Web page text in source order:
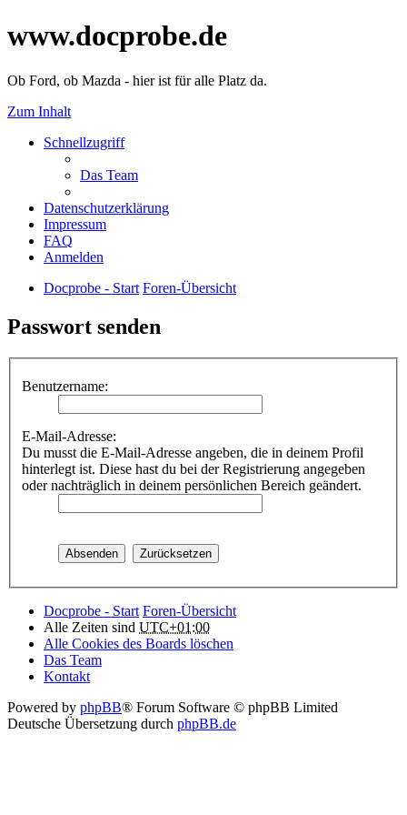
www.docprobe.de
Ob Ford, ob Mazda - hier ist für alle Platz da.
Zum Inhalt
Schnellzugriff
Das Team
Datenschutzerklärung
Impressum
FAQ
Anmelden
Docprobe - Start Foren-Übersicht
Passwort senden
Benutzername:
E-Mail-Adresse:
Du musst die E-Mail-Adresse angeben, die in deinem Profil
hinterlegt ist. Diese hast du bei der Registrierung angegeben
oder nachträglich in deinem persönlichen Bereich geändert.
Docprobe - Start Foren-Übersicht
Alle Zeiten sind UTC+01:00
Alle Cookies des Boards löschen
Das Team
Kontakt
Powered by phpBB® Forum Software © phpBB Limited
Deutsche Übersetzung durch phpBB.de